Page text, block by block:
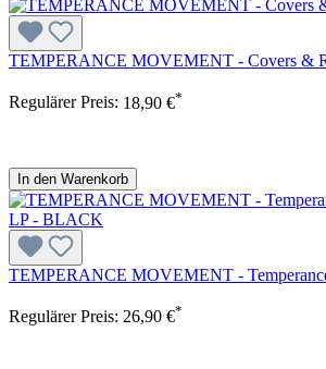
TEMPERANCE MOVEMENT - Covers &
Regulärer Preis: 18,90 €*
In den Warenkorb
TEMPERANCE MOVEMENT -
Regulärer Preis: 26,90 €*